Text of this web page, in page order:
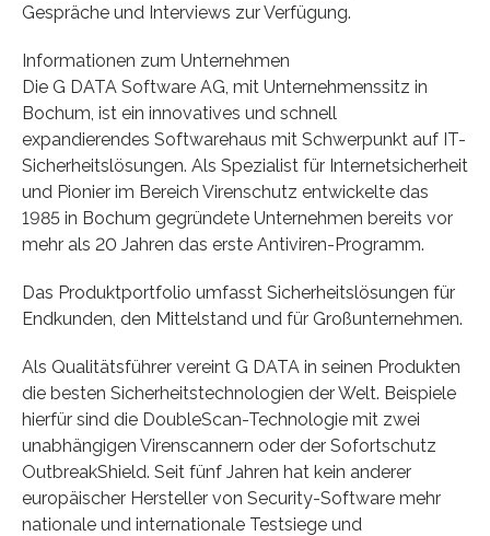
Gespräche und Interviews zur Verfügung.
Informationen zum Unternehmen
Die G DATA Software AG, mit Unternehmenssitz in
Bochum, ist ein innovatives und schnell
expandierendes Softwarehaus mit Schwerpunkt auf IT-
Sicherheitslösungen. Als Spezialist für Internetsicherheit
und Pionier im Bereich Virenschutz entwickelte das
1985 in Bochum gegründete Unternehmen bereits vor
mehr als 20 Jahren das erste Antiviren-Programm.
Das Produktportfolio umfasst Sicherheitslösungen für
Endkunden, den Mittelstand und für Großunternehmen.
Als Qualitätsführer vereint G DATA in seinen Produkten
die besten Sicherheitstechnologien der Welt. Beispiele
hierfür sind die DoubleScan-Technologie mit zwei
unabhängigen Virenscannern oder der Sofortschutz
OutbreakShield. Seit fünf Jahren hat kein anderer
europäischer Hersteller von Security-Software mehr
nationale und internationale Testsiege und